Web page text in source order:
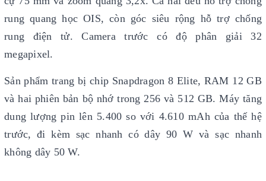
rung quang học OIS, còn góc siêu rộng hỗ trợ chống
rung điện tử. Camera trước có độ phân giải 32
megapixel.
Sản phẩm trang bị chip Snapdragon 8 Elite, RAM 12 GB
và hai phiên bản bộ nhớ trong 256 và 512 GB. Máy tăng
dung lượng pin lên 5.400 so với 4.610 mAh của thế hệ
trước, đi kèm sạc nhanh có dây 90 W và sạc nhanh
không dây 50 W.